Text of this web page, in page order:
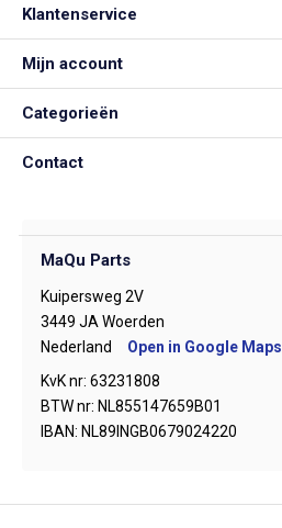
Klantenservice
Mijn account
Categorieën
Contact
MaQu Parts
Kuipersweg 2V
3449 JA Woerden
Nederland
Open in Google Maps
KvK nr: 63231808
BTW nr: NL855147659B01
IBAN: NL89INGB0679024220